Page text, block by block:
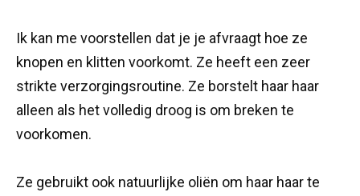
Ik kan me voorstellen dat je je afvraagt hoe ze
knopen en klitten voorkomt. Ze heeft een zeer
strikte verzorgingsroutine. Ze borstelt haar haar
alleen als het volledig droog is om breken te
voorkomen.
Ze gebruikt ook natuurlijke oliën om haar haar te